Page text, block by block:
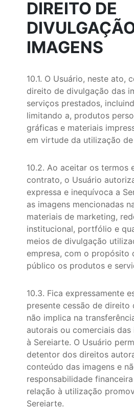
DIREITO DE
IMAGENS
10.1. O Usuário, neste ato,
direito de divulgação das
serviços prestados,
limitando a, produtos
gráficas e materiais
em virtude da utilização
10.2. Ao aceitar os termos
contrato, o Usuário
expressa e inequívoca a
as imagens mencionadas
materiais de marketing,
institucional, portfólio e
meios de divulgação
empresa, com o propósito
público os produtos e
10.3. Fica expressamente
presente cessão de direito
não implica na
autorais ou comerciais das
à Sereiarte. O Usuário
detentor dos direitos
conteúdo das imagens e
responsabilidade
relação à utilização
Sereiarte.